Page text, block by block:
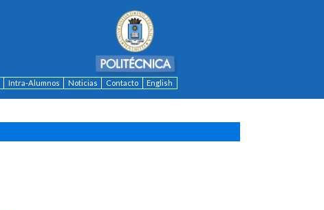
Intra-Alumnos Noticias Contacto English